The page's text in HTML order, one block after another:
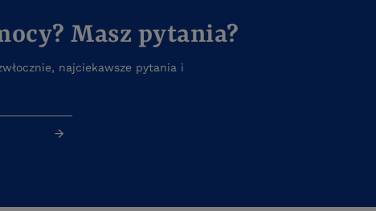
Masz pytania?
najciekawsze pytania i